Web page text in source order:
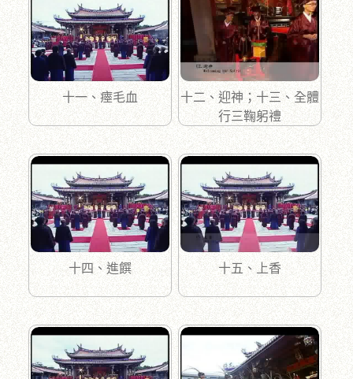
十一、瘞毛血
十二、迎神；十三、全體
行三鞠躬禮
十四、進饌 十五、上香